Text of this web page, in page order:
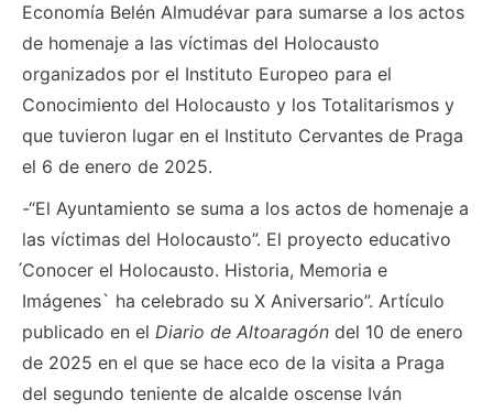
Economía Belén Almudévar para sumarse a los actos
de homenaje a las víctimas del Holocausto
organizados por el Instituto Europeo para el
Conocimiento del Holocausto y los Totalitarismos y
que tuvieron lugar en el Instituto Cervantes de Praga
el 6 de enero de 2025.
-“El Ayuntamiento se suma a los actos de homenaje a
las víctimas del Holocausto”. El proyecto educativo
́Conocer el Holocausto. Historia, Memoria e
Imágenes` ha celebrado su X Aniversario”. Artículo
publicado en el Diario de Altoaragón del 10 de enero
de 2025 en el que se hace eco de la visita a Praga
del segundo teniente de alcalde oscense Iván